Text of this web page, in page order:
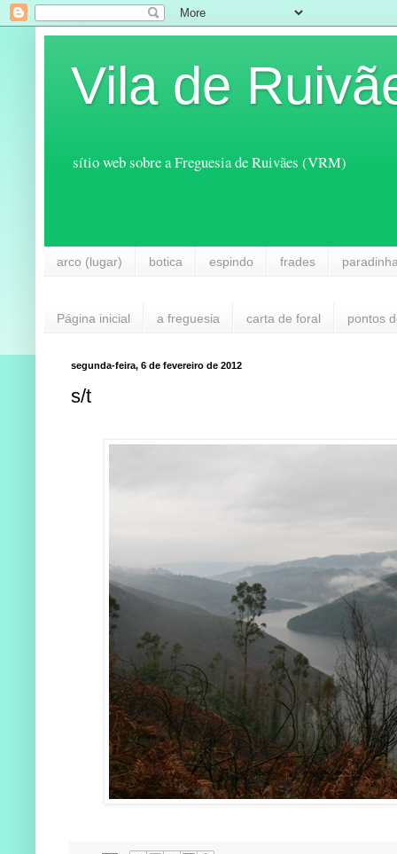
Vila de
sítio web sobre a Freguesia de Ruivães (VRM)
arco (lugar) botica espindo frades
Página inicial a freguesia carta de foral pontos
segunda-feira, 6 de fevereiro de 2012
s/t